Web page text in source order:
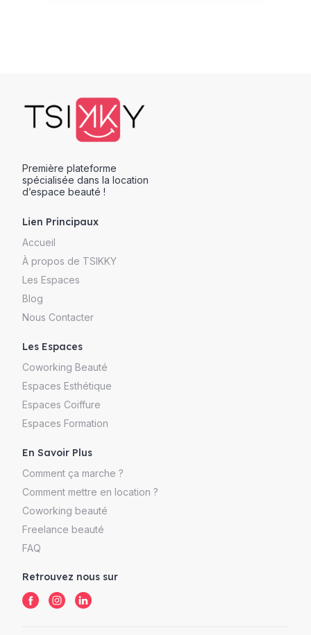
Première plateforme
spécialisée dans la location
d’espace beauté !
Lien Principaux
Accueil
À propos de TSIKKY
Les Espaces
Blog
Nous Contacter
Les Espaces
Coworking Beauté
Espaces Esthétique
Espaces Coiffure
Espaces Formation
En Savoir Plus
Comment ça marche ?
Comment mettre en location ?
Coworking beauté
Freelance beauté
FAQ
Retrouvez nous sur